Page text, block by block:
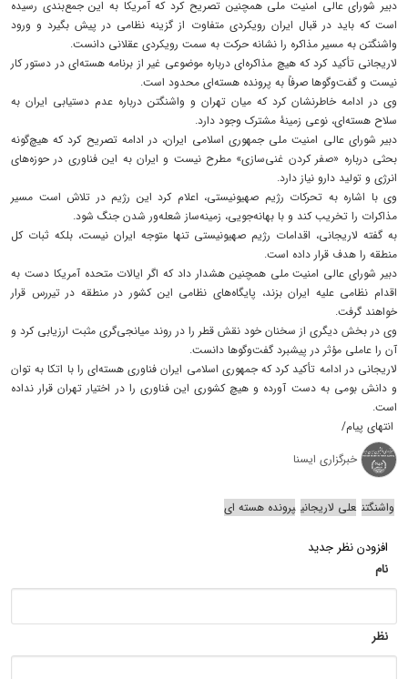
دبیر شورای عالی امنیت ملی همچنین تصریح کرد که آمریکا به این جمع‌بندی رسیده
است که باید در قبال ایران رویکردی متفاوت از گزینه نظامی در پیش بگیرد و ورود
واشنگتن به مسیر مذاکره را نشانه حرکت به سمت رویکردی عقلانی دانست.
لاریجانی تأکید کرد که هیچ مذاکره‌ای درباره موضوعی غیر از برنامه هسته‌ای در دستور کار
نیست و گفت‌وگوها صرفاً به پرونده هسته‌ای محدود است.
وی در ادامه خاطرنشان کرد که میان تهران و واشنگتن درباره عدم دستیابی ایران به
سلاح هسته‌ای، نوعی زمینۀ مشترک وجود دارد.
دبیر شورای عالی امنیت ملی جمهوری اسلامی ایران، در ادامه تصریح کرد که هیچ‌گونه
بحثی درباره «صفر کردن غنی‌سازی» مطرح نیست و ایران به این فناوری در حوزه‌های
انرژی و تولید دارو نیاز دارد.
وی با اشاره به تحرکات رژیم صهیونیستی، اعلام کرد این رژیم در تلاش است مسیر
مذاکرات را تخریب کند و با بهانه‌جویی، زمینه‌ساز شعله‌ور شدن جنگ شود.
به گفته لاریجانی، اقدامات رژیم صهیونیستی تنها متوجه ایران نیست، بلکه ثبات کل
منطقه را هدف قرار داده است.
دبیر شورای عالی امنیت ملی همچنین هشدار داد که اگر ایالات متحده آمریکا دست به
اقدام نظامی علیه ایران بزند، پایگاه‌های نظامی این کشور در منطقه در تیررس قرار
خواهند گرفت.
وی در بخش دیگری از سخنان خود نقش قطر را در روند میانجی‌گری مثبت ارزیابی کرد و
آن را عاملی مؤثر در پیشبرد گفت‌وگوها دانست.
لاریجانی در ادامه تأکید کرد که جمهوری اسلامی ایران فناوری هسته‌ای را با اتکا به توان
و دانش بومی به دست آورده و هیچ کشوری این فناوری را در اختیار تهران قرار نداده
است.
انتهای پیام/
خبرگزاری ایسنا
واشنگتن علی لاریجانی پرونده هسته ای
افزودن نظر جدید
نام
نظر